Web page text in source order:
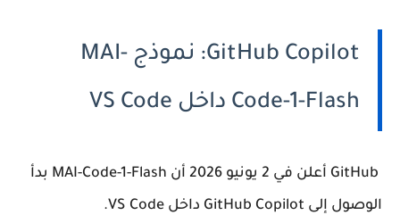
GitHub Copilot: نموذج MAI-
Code-1-Flash داخل VS Code
GitHub أعلن في 2 يونيو 2026 أن MAI-Code-1-Flash بدأ
الوصول إلى GitHub Copilot داخل VS Code.